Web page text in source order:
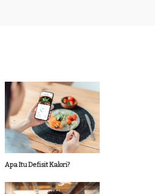
Apa Itu Defisit Kalori?